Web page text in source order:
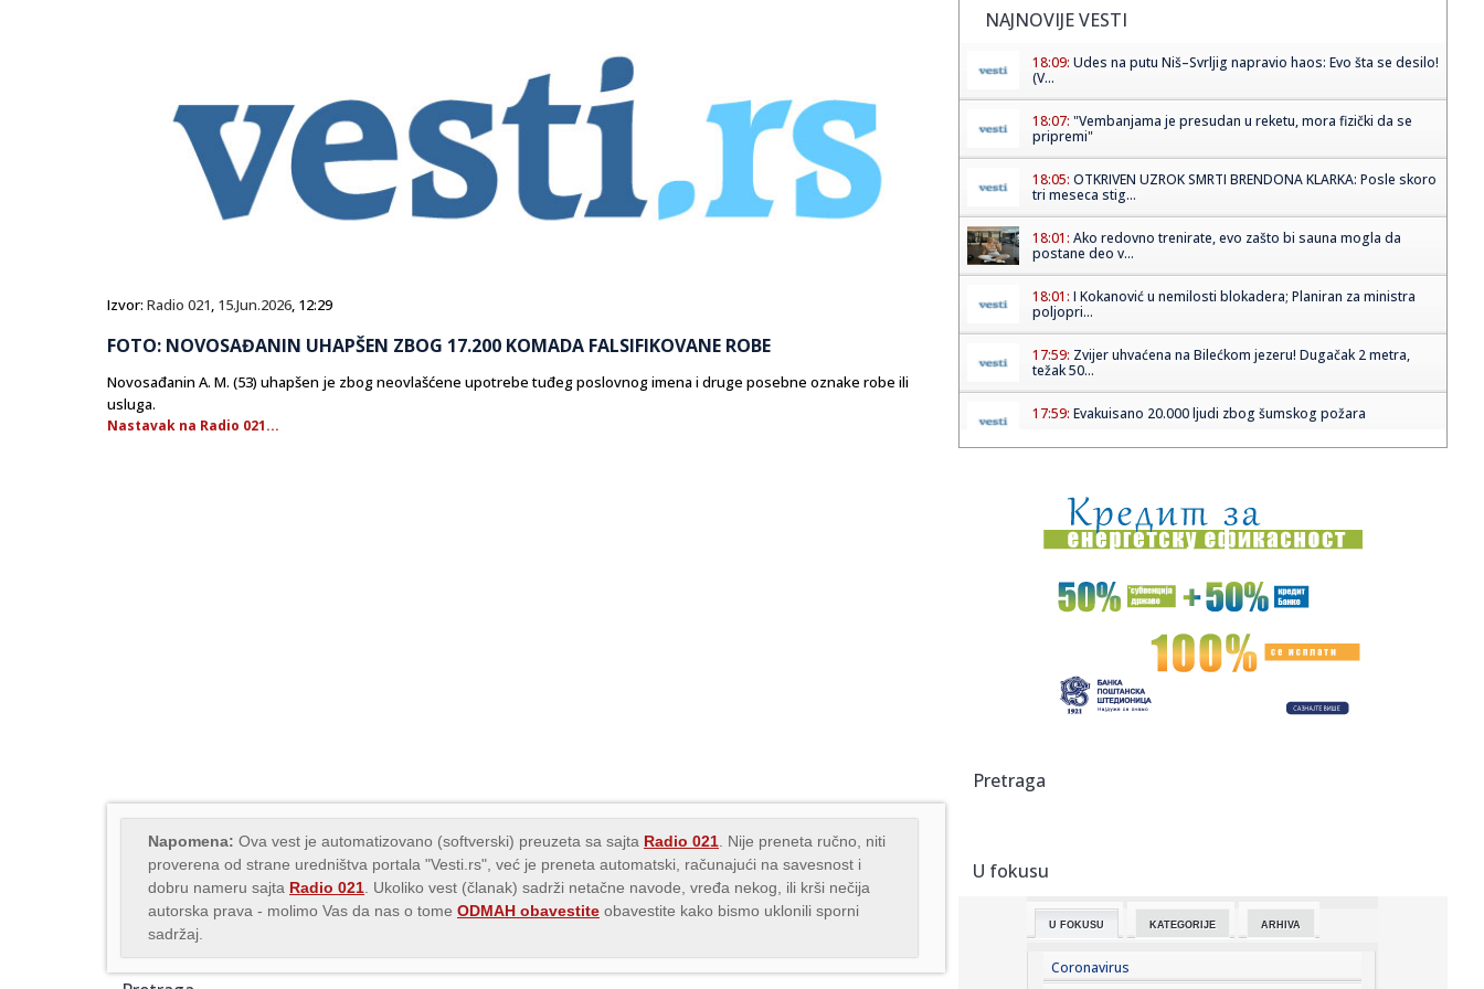
Izvor: Radio 021, 15.Jun.2026, 12:29
FOTO: NOVOSAĐANIN UHAPŠEN ZBOG 17.200 KOMADA FALSIFIKOVANE ROBE
Novosađanin A. M. (53) uhapšen je zbog neovlašćene upotrebe tuđeg poslovnog imena i druge posebne oznake robe ili
usluga.
Nastavak na Radio 021...
Napomena: Ova vest je automatizovano (softverski) preuzeta sa sajta Radio 021 . Nije preneta ručno, niti
proverena od strane uredništva portala "Vesti.rs", već je preneta automatski, računajući na savesnost i
dobru nameru sajta Radio 021 . Ukoliko vest (članak) sadrži netačne navode, vređa nekog, ili krši nečija
autorska prava - molimo Vas da nas o tome ODMAH obavestite obavestite kako bismo uklonili sporni
sadržaj.
NAJNOVIJE VESTI
18:09: Udes na putu Niš–Svrljig napravio haos: Evo šta se desilo!
(V...
18:07: "Vembanjama je presudan u reketu, mora fizički da se
pripremi"
18:05: OTKRIVEN UZROK SMRTI BRENDONA KLARKA: Posle skoro
tri meseca stig...
18:01: Ako redovno trenirate, evo zašto bi sauna mogla da
postane deo v...
18:01: I Kokanović u nemilosti blokadera; Planiran za ministra
poljopri...
17:59: Zvijer uhvaćena na Bilećkom jezeru! Dugačak 2 metra,
težak 50...
17:59: Evakuisano 20.000 ljudi zbog šumskog požara
17:47:Iran se povukao?
17:45:Steve Hackett i Steve Rothery objavili video za „Red
Dragon“ ...
Turistima zasmetala kravlja zvona, gradonačelnik
17:43:Prva poseta Zelenskog Beogradu: Najava jačanja
17:42:
17:41: Tramp: SAD ulažu 400 miliona dolara u rudnik u Australiji
Pretraga
U fokusu
U FOKUSU KATEGORIJE ARHIVA
Coronavirus